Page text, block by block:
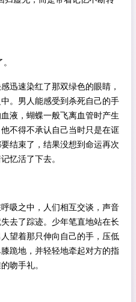
迅速染红了那双绿色的眼睛，
。男人能感受到杀死自己的手
液，蝴蝶一般飞离血管时产生
不得不承认自己当时只是在诓
结束了，结果没想到命运再次
忆活了下去。
吸之中，人们相互交谈，声音
去了踪迹。少年笔直地站在长
望着那只伸向自己的手，压低
跪地，并轻轻地牵起对方的指
吻手礼。